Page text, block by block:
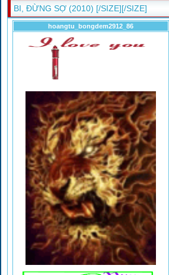
BI, ĐỪNG SỢ (2010) [/SIZE][/SIZE]
hoangtu_bongdem2912_86